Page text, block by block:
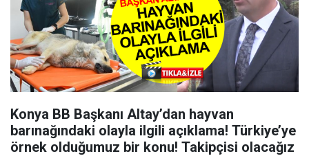
Konya BB Başkanı Altay’dan hayvan
barınağındaki olayla ilgili açıklama! Türkiye’ye
örnek olduğumuz bir konu! Takipçisi olacağız